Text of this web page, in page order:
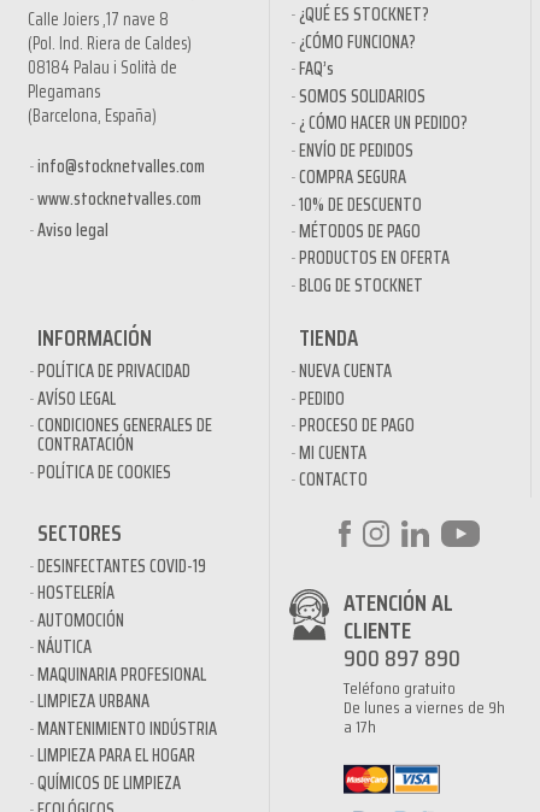
Calle Joiers ,17 nave 8
(Pol. Ind. Riera de Caldes)
08184 Palau i Solità de
Plegamans
(Barcelona, España)
info@stocknetvalles.com
www.stocknetvalles.com
Aviso legal
¿QUÉ ES STOCKNET?
¿CÓMO FUNCIONA?
FAQ’s
SOMOS SOLIDARIOS
¿ CÓMO HACER UN PEDIDO?
ENVÍO DE PEDIDOS
COMPRA SEGURA
10% DE DESCUENTO
MÉTODOS DE PAGO
PRODUCTOS EN OFERTA
BLOG DE STOCKNET
INFORMACIÓN
POLÍTICA DE PRIVACIDAD
AVÍSO LEGAL
CONDICIONES GENERALES DE
CONTRATACIÓN
POLÍTICA DE COOKIES
TIENDA
NUEVA CUENTA
PEDIDO
PROCESO DE PAGO
MI CUENTA
CONTACTO
SECTORES
DESINFECTANTES COVID-19
HOSTELERÍA
AUTOMOCIÓN
NÁUTICA
MAQUINARIA PROFESIONAL
LIMPIEZA URBANA
MANTENIMIENTO INDÚSTRIA
LIMPIEZA PARA EL HOGAR
QUÍMICOS DE LIMPIEZA
ATENCIÓN AL
CLIENTE
900 897 890
Teléfono gratuito
De lunes a viernes de 9h
a 17h